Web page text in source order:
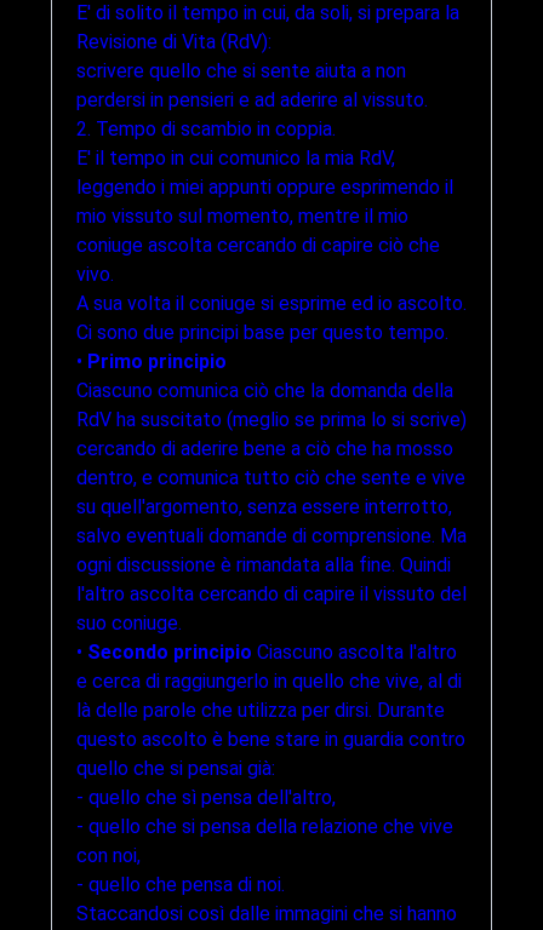
E' di solito il tempo in cui, da soli, si prepara la
Revisione di Vita (RdV):
scrivere quello che si sente aiuta a non
perdersi in pensieri e ad aderire al vissuto.
2. Tempo di scambio in coppia.
E' il tempo in cui comunico la mia RdV,
leggendo i miei appunti oppure esprimendo il
mio vissuto sul momento, mentre il mio
coniuge ascolta cercando di capire ciò che
vivo.
A sua volta il coniuge si esprime ed io ascolto.
Ci sono due principi base per questo tempo.
• Primo principio
Ciascuno comunica ciò che la domanda della
RdV ha suscitato (meglio se prima lo si scrive)
cercando di aderire bene a ciò che ha mosso
dentro, e comunica tutto ciò che sente e vive
su quell'argomento, senza essere interrotto,
salvo eventuali domande di comprensione. Ma
ogni discussione è rimandata alla fine. Quindi
l'altro ascolta cercando di capire il vissuto del
suo coniuge.
• Secondo principio Ciascuno ascoIta l'altro
e cerca di raggiungerlo in quello che vive, al di
là delle parole che utilizza per dirsi. Durante
questo ascolto è bene stare in guardia contro
quello che si pensai già:
- quello che sì pensa dell'altro,
- quello che si pensa della relazione che vive
con noi,
- quello che pensa di noi.
Staccandosi così dalle immagini che si hanno